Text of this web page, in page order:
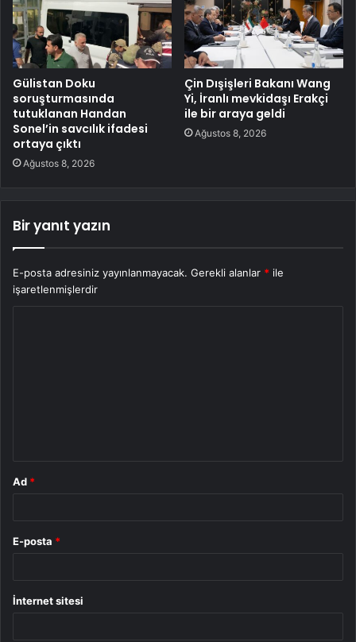
Gülistan Doku
soruşturmasında
tutuklanan Handan
Sonel’in savcılık ifadesi
ortaya çıktı
Ağustos 8, 2026
Çin Dışişleri Bakanı Wang
Yi, İranlı mevkidaşı Erakçi
ile bir araya geldi
Ağustos 8, 2026
Bir yanıt yazın
E-posta adresiniz yayınlanmayacak. Gerekli alanlar * ile
işaretlenmişlerdir
Ad *
E-posta *
İnternet sitesi